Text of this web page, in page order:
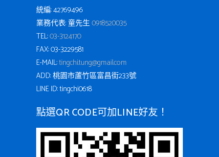
統編: 42769496
業務代表: 童先生0918520035
TEL:03-3124170
FAX: 03-3229581
E-MAIL:tingchi.tung@gmail.com
ADD: 桃園市蘆竹區富昌街233號
LINE ID: tingchi0618
點選QR CODE可加LINE好友！